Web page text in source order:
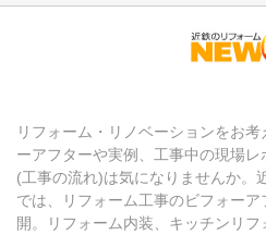
リフォーム・リノベーションをお
ーアフターや実例、工事中の現場
(工事の流れ)は気になりませんか。
では、リフォーム工事のビフォー
開。リフォーム内装、キッチンリフ